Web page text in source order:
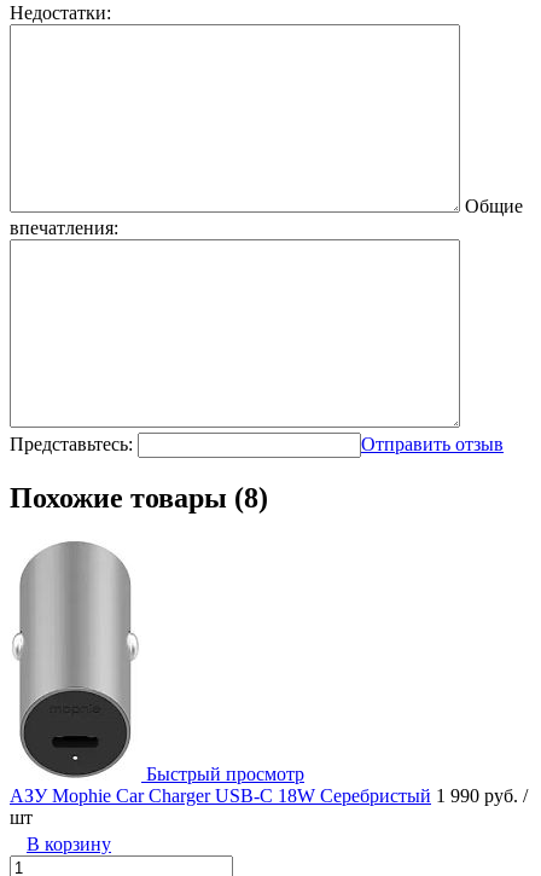
Недостатки:
Общие
впечатления:
Представьтесь: Отправить отзыв
Похожие товары (8)
Быстрый просмотр
АЗУ Mophie Car Charger USB-C 18W Серебристый 1 990 руб. /
шт
В корзину